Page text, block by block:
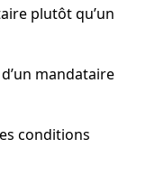
plutôt qu’un
mandataire
conditions